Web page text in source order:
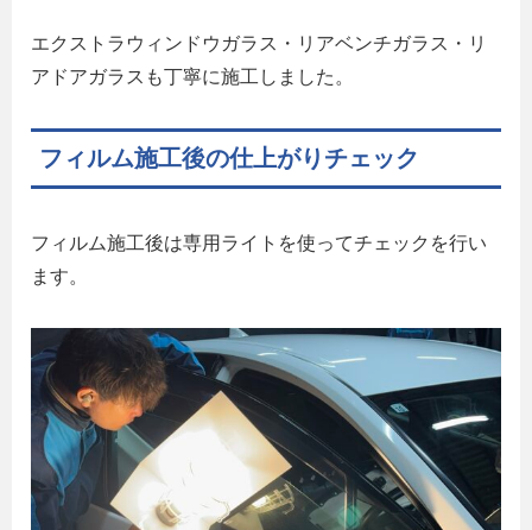
エクストラウィンドウガラス・リアベンチガラス・リ
アドアガラスも丁寧に施工しました。
フィルム施工後の仕上がりチェック
フィルム施工後は専用ライトを使ってチェックを行い
ます。